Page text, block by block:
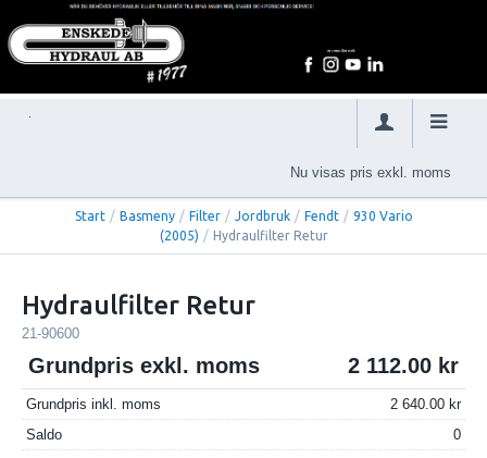
Nu visas pris exkl. moms
Start / Basmeny / Filter / Jordbruk / Fendt / 930 Vario
(2005) / Hydraulfilter Retur
Hydraulfilter Retur
21-90600
Grundpris exkl. moms 2 112.00
Grundpris inkl. moms
2 640.00
Saldo
0